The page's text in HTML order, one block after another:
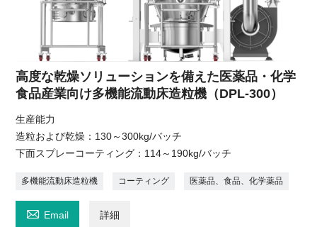
高度な乾燥ソリューションを備えた医薬品・化学
食品産業向け多機能流動床造粒機（DPL-300）
生産能力
造粒および乾燥：130～300kg/バッチ
下面スプレーコーティング：114～190kg/バッチ
多機能流動床造粒機 コーティング 医薬品、食品、化学薬品
 Email 詳細